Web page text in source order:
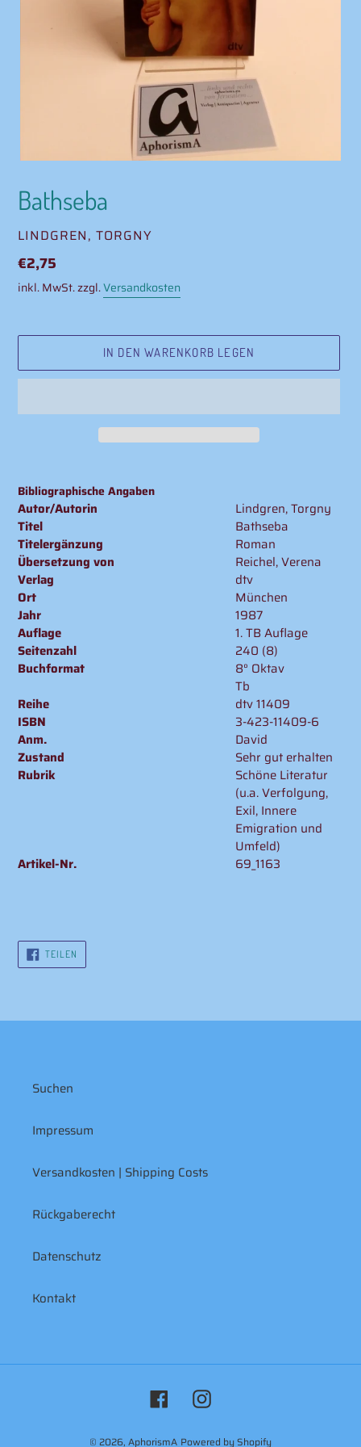
Bathseba
VERKÄUFER
LINDGREN, TORGNY
Normaler
Preis
€2,75
inkl. MwSt. zzgl.Versandkosten
IN DEN WARENKORB LEGEN
wird
zum
Warenkorb
hinzugefügt
Bibliographische Angaben
Autor/Autorin
Lindgren, Torgny
Titel
Bathseba
Titelergänzung
Roman
Übersetzung von
Reichel, Verena
Verlag
dtv
Ort
München
Jahr
1987
Auflage
1. TB Auflage
Seitenzahl
240 (8)
Buchformat
8° Oktav
Tb
Reihe
dtv 11409
ISBN
3-423-11409-6
Anm.
David
Zustand
Sehr gut erhalten
Rubrik
Schöne Literatur
(u.a. Verfolgung,
Exil, Innere
Emigration und
Umfeld)
Artikel-Nr.
69_1163
TEILEN
TEILEN
Suchen
Impressum
Versandkosten | Shipping Costs
Rückgaberecht
Datenschutz
Kontakt
FacebookInstagram
© 2026, AphorismA Powered by Shopify